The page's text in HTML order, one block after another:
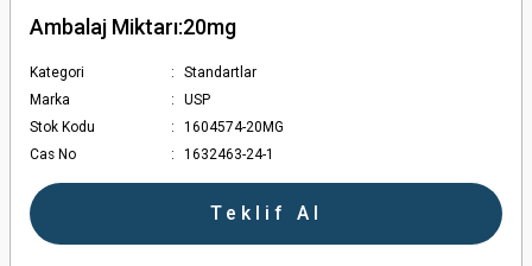
Ambalaj Miktarı:20mg
Kategori
Standartlar
Marka
USP
Stok Kodu
1604574-20MG
Cas No
1632463-24-1
Teklif Al